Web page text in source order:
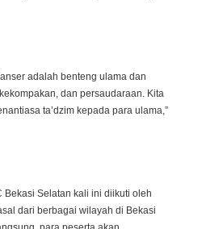
adalah benteng ulama dan
dan persaudaraan. Kita
ta’dzim kepada para ulama,”
Bekasi Selatan kali ini diikuti oleh
dari berbagai wilayah di Bekasi